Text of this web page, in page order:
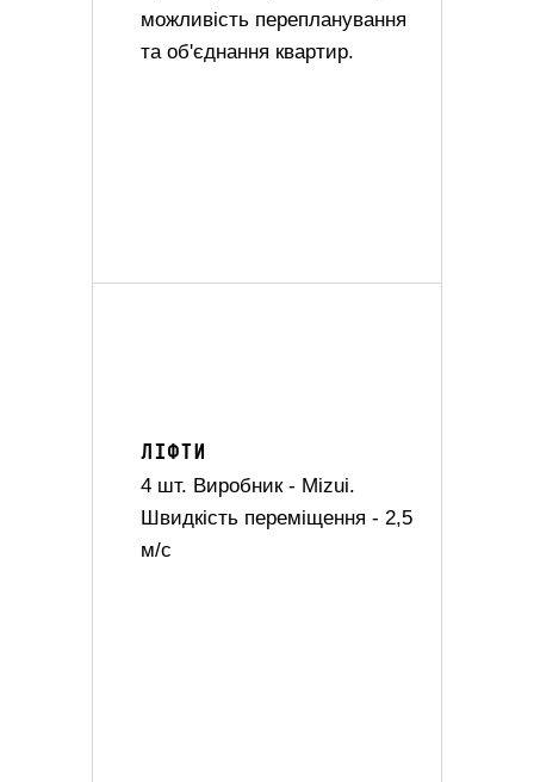
можливість перепланування
та об'єднання квартир.
ЛІФТИ
4 шт. Виробник - Mizui.
Швидкість переміщення - 2,5
м/с